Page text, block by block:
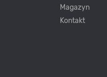
Magazyn
Kontakt